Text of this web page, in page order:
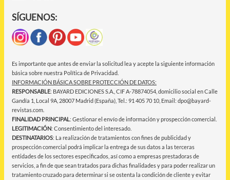
SÍGUENOS:
Es importante que antes de enviar la solicitud lea y acepte la siguiente información
básica sobre nuestra Política de Privacidad.
INFORMACIÓN BÁSICA SOBRE PROTECCIÓN DE DATOS:
RESPONSABLE: BAYARD EDICIONES S.A., CIF A-78874054, domicilio social en Calle
Gandía 1, Local 9A, 28007 Madrid (España), Tel.: 91 405 70 10, Email: dpo@bayard-
revistas.com.
FINALIDAD PRINCIPAL: Gestionar el envío de información y prospección comercial.
LEGITIMACIÓN: Consentimiento del interesado.
DESTINATARIOS: La realización de tratamientos con fines de publicidad y
prospección comercial podrá implicar la entrega de sus datos a las terceras
entidades de los sectores especificados, así como a empresas prestadoras de
servicios, a fin de que sean tratados para dichas finalidades y para poder realizar un
tratamiento cruzado para determinar si se ostenta la condición de cliente y evitar